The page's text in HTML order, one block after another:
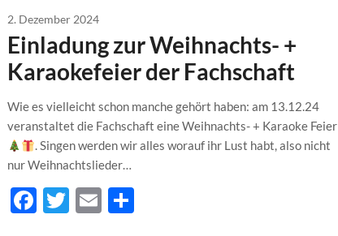
2. Dezember 2024
Einladung zur Weihnachts- +
Karaokefeier der Fachschaft
Wie es vielleicht schon manche gehört haben: am 13.12.24
veranstaltet die Fachschaft eine Weihnachts- + Karaoke Feier
. Singen werden wir alles worauf ihr Lust habt, also nicht
nur Weihnachtslieder…
Facebook
Twitter
EmailTeilen